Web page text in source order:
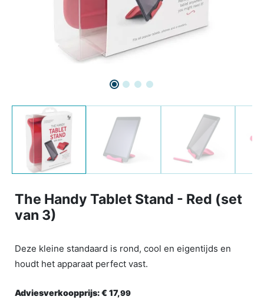
The Handy Tablet Stand - Red (set
van 3)
Deze kleine standaard is rond, cool en eigentijds en
houdt het apparaat perfect vast.
Adviesverkoopprijs:€ 17,99